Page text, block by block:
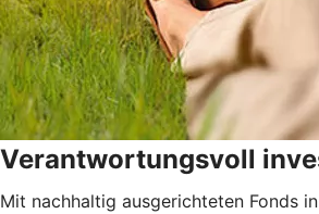
Verantwortungsvoll
Mit nachhaltig ausgerichteten Fonds